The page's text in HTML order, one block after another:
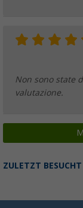
Non sono state
valutazione.
ZULETZT BESUCHT